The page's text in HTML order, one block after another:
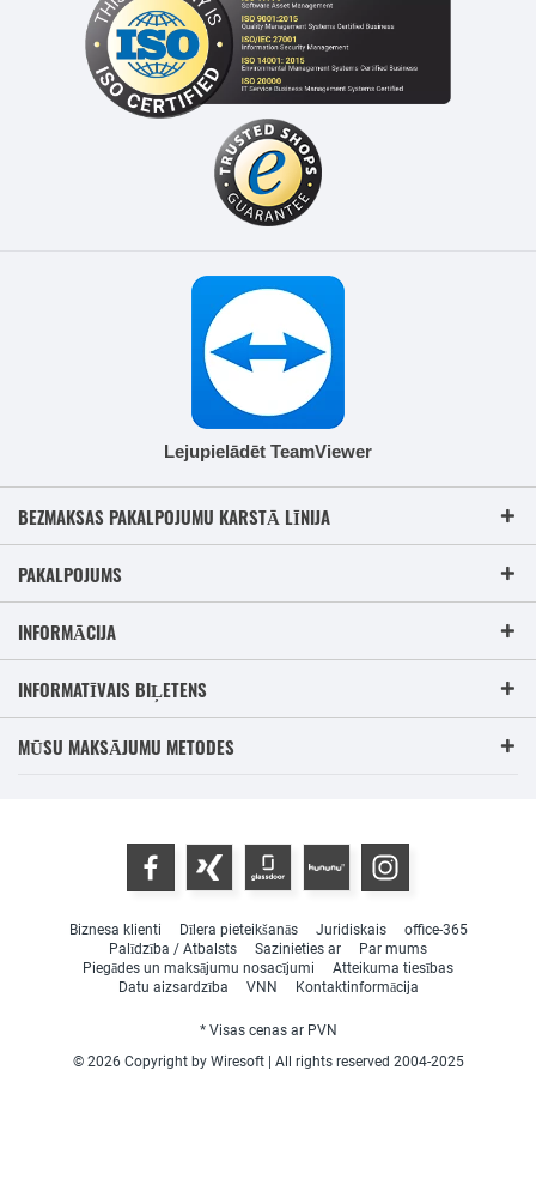
Lejupielādēt TeamViewer
BEZMAKSAS PAKALPOJUMU KARSTĀ LĪNIJA
PAKALPOJUMS
INFORMĀCIJA
INFORMATĪVAIS BIĻETENS
MŪSU MAKSĀJUMU METODES
Biznesa klienti Dīlera pieteikšanās Juridiskais
office-365
Palīdzība / Atbalsts
Sazinieties ar
Par mums
Piegādes un maksājumu nosacījumi
Atteikuma tiesības
Datu aizsardzība
VNN Kontaktinformācija
* Visas cenas ar PVN
© 2026 Copyright by Wiresoft | All rights reserved 2004-2025